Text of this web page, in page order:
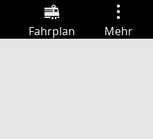
Fahrplan Mehr